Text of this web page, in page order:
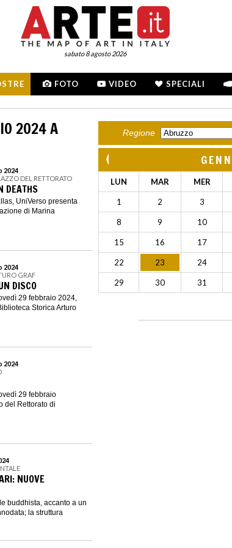
sabato 8 agosto 2026
FOTO VIDEO SPECIALI
2024 A
2024
DEL RETTORATO
DEATHS
UniVerso presenta
di Marina
2024
GRAF
DISCO
29 febbraio 2024,
Storica Arturo
2024
29 febbraio
del Rettorato di
NUOVE
buddhista, accanto a un
la struttura
Regione
LUN MAR MER
1 2 3
8 9 10
15 16 17
22 23 24
29 30 31